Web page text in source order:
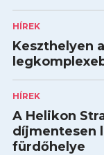
HÍREK
Keszthelyen
HÍREK
A Helikon
díjmentesen
fürdőhelye